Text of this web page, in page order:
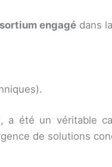
engagé dans
a été un véritable
de solutions